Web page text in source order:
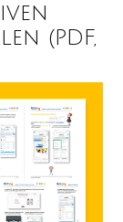
(PDF,